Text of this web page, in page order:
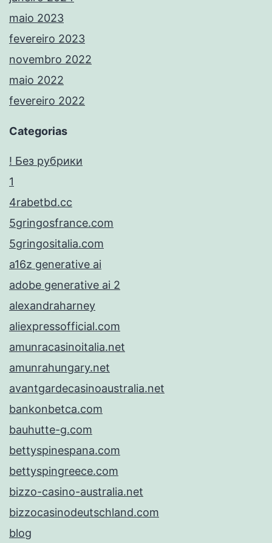
maio 2023
fevereiro 2023
novembro 2022
maio 2022
fevereiro 2022
Categorias
! Без рубрики
1
4rabetbd.cc
5gringosfrance.com
5gringositalia.com
a16z generative ai
adobe generative ai 2
alexandraharney
aliexpressofficial.com
amunracasinoitalia.net
amunrahungary.net
avantgardecasinoaustralia.net
bankonbetca.com
bauhutte-g.com
bettyspinespana.com
bettyspingreece.com
bizzo-casino-australia.net
bizzocasinodeutschland.com
blog